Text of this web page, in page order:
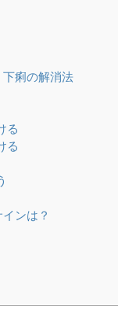
痢の解消法
る
る
ンは？